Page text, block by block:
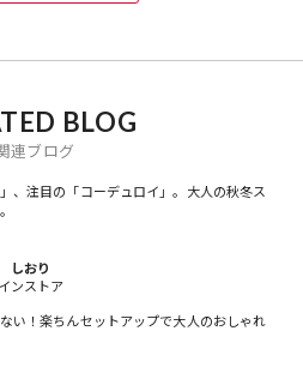
す。また表示のサイズ感と実物は若干
めご了承ください。
についている品質表示とアテンショ
BLOG
連ブログ
、注目の「コーデュロイ」。大人の秋冬ス
しおり
ンストア
い！楽ちんセットアップで大人のおしゃれ